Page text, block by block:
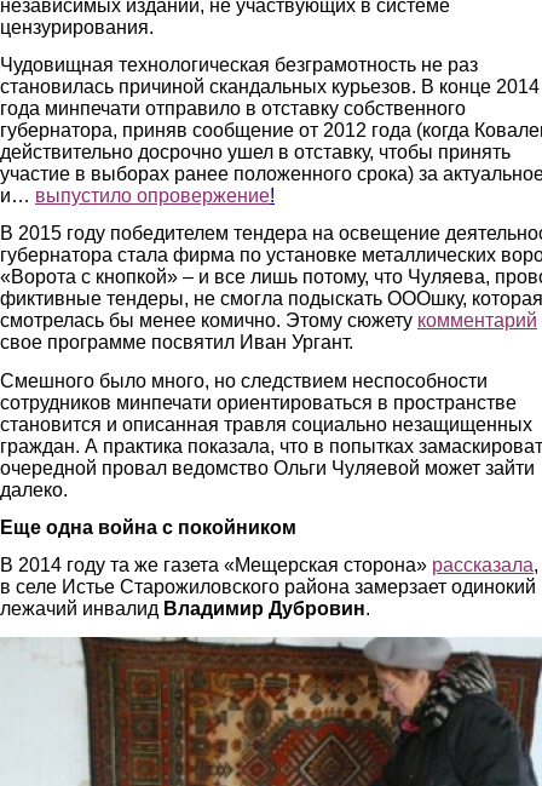
независимых изданий, не участвующих в системе
цензурирования.
Чудовищная технологическая безграмотность не раз
становилась причиной скандальных курьезов. В конце 2014
года минпечати отправило в отставку собственного
губернатора, приняв сообщение от 2012 года (когда
действительно досрочно ушел в отставку, чтобы принять
участие в выборах ранее положенного срока) за
и… выпустило опровержение!
В 2015 году победителем тендера на освещение
губернатора стала фирма по установке металлических
«Ворота с кнопкой» – и все лишь потому, что Чуляева,
фиктивные тендеры, не смогла подыскать ОООшку, которая
смотрелась бы менее комично. Этому сюжету комментарий
свое программе посвятил Иван Ургант.
Смешного было много, но следствием неспособности
сотрудников минпечати ориентироваться в пространстве
становится и описанная травля социально незащищенных
граждан. А практика показала, что в попытках
очередной провал ведомство Ольги Чуляевой может зайти
далеко.
Еще одна война с покойником
В 2014 году та же газета «Мещерская сторона» рассказала
в селе Истье Старожиловского района замерзает одинокий
лежачий инвалид Владимир Дубровин.
dubrovin.jpg